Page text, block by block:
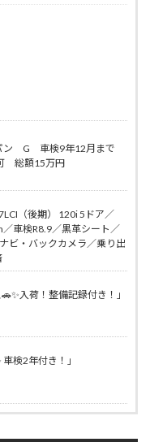
ン G 車検9年12月まで
総額15万円
（後期） 120i 5ドア／
車検R8.9／黒革シート／
ビ・バックカメラ／乗り出
入荷！整備記録付き！」
車検2年付き！」